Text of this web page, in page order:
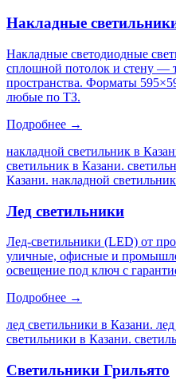
Накладные
Накладные светодиодные
сплошной потолок и стену —
пространства. Форматы
любые по ТЗ.
Подробнее →
накладной светильник в
светильник в Казани.
Казани. накладной
Лед светильники
Лед-светильники (LED) от
уличные, офисные и
освещение под ключ с
Подробнее →
лед светильники в Казани.
светильники в Казани.
Светильники Грильято